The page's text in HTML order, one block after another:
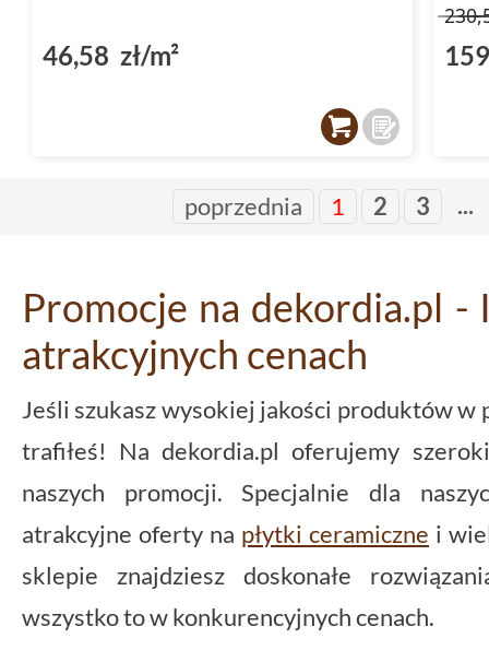
46,58 zł/m²
poprzednia 1 2 3 ...
Promocje na dekordia.pl
atrakcyjnych cenach
Jeśli szukasz wysokiej jakości produktów w
trafiłeś! Na dekordia.pl oferujemy
naszych promocji. Specjalnie dla
atrakcyjne oferty na płytki ceramiczne i
sklepie znajdziesz doskonałe
wszystko to w konkurencyjnych cenach.